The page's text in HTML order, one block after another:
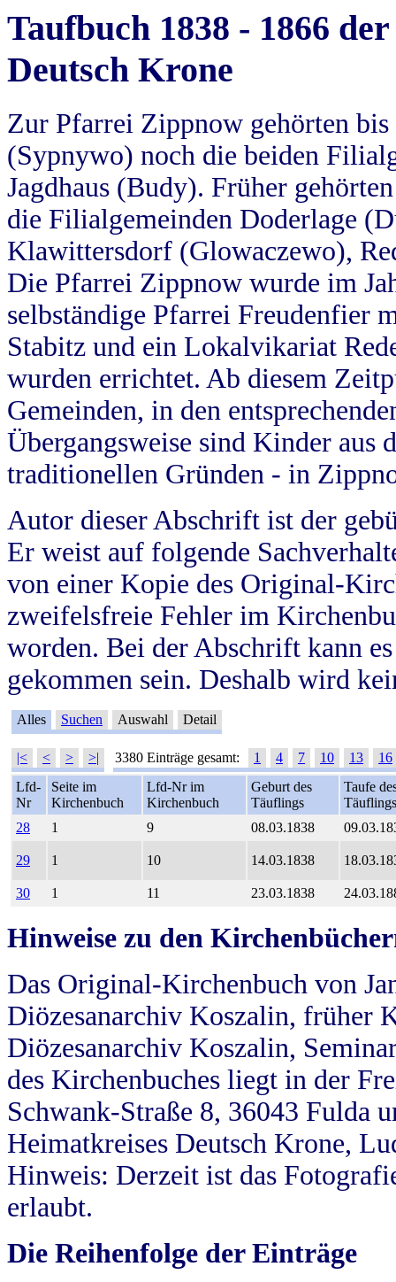
Taufbuch 1838 - 1866
Deutsch Krone
Zur Pfarrei Zippnow gehörten
(Sypnywo) noch die beiden
Jagdhaus (Budy). Früher
die Filialgemeinden Doderlage
Klawittersdorf (Glowaczewo),
Die Pfarrei Zippnow wurde im
selbständige Pfarrei Freudenfier
Stabitz und ein Lokalvikariat
wurden errichtet. Ab diesem
Gemeinden, in den
Übergangsweise sind Kinder aus
traditionellen Gründen - in
Autor dieser Abschrift ist der
Er weist auf folgende
von einer Kopie des Original-
zweifelsfreie Fehler im
worden. Bei der Abschrift kann
gekommen sein. Deshalb wird
Alles Suchen Auswahl Detail
|< < > >| 3380 Einträge gesamt: 1 4 7 10 13
16
Lfd-
Nr
Seite im
Kirchenbuch
Lfd-Nr im
Kirchenbuch
Geburt des
Täuflings
Taufe
Täuflings
28
1 9 08.03.1838
29 1 10 14.03.1838
30 1 11 23.03.1838
Hinweise zu den
Das Original-Kirchenbuch von
Diözesanarchiv Koszalin, früher
Diözesanarchiv Koszalin,
des Kirchenbuches liegt in der
Schwank-Straße 8, 36043 Fulda
Heimatkreises Deutsch Krone,
Hinweis: Derzeit ist das
erlaubt.
Die Reihenfolge der Einträge